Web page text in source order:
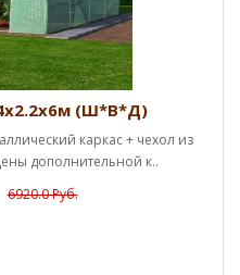
(Ш*В*Д)
каркас + чехол из
дополнительной к..
6920.0 Руб.